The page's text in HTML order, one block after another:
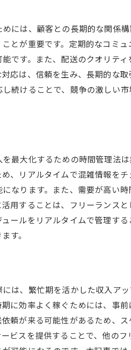
には、顧客との長期的な関係
とが重要です。定期的なコミ
です。また、配送のクオリテ
応は、信頼を生み、長期的な
続けることで、競争の激しい
最大化するための時間管理法
、リアルタイムで混雑情報を
なります。また、需要が高い
用することは、フリーランス
ールをリアルタイムで管理す
す。
は、繁忙期を活かした収入ア
に効率よく稼ぐためには、事
頼が来る可能性があるため、
ビスを提供することで、他の